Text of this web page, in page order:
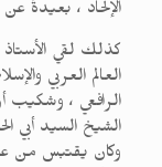
الإلحاد ، بعيدةً
كذلك لقي الأستاذ
العالم العربي
الرافعي ، وشكيب
الشيخ السيد أبي
وكان يقتبس من